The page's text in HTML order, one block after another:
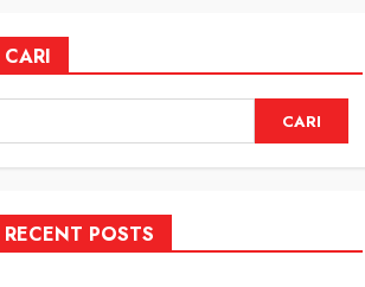
CARI
CARI
RECENT POSTS